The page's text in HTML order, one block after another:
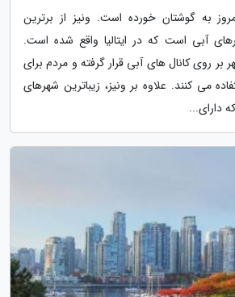
به گوشتان خورده است. ونیز از برترین
آبی است که در ایتالیا واقع شده است.
بر روی کانال های آبی قرار گرفته و مردم برای
می کنند. علاوه بر ونیز، زیباترین شهرهای
دارای...